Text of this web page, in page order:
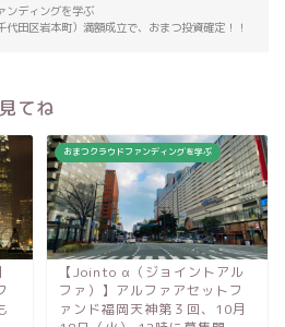
ンディングを学ぶ
代田区岩本町）満額成立で、おまつ投資確定！！
てね
おまつクラウドファンディングを学ぶ
【Jointo α（ジョイントアル
ファ）】アルファアセットフ
ァンド福岡天神第３回、10月